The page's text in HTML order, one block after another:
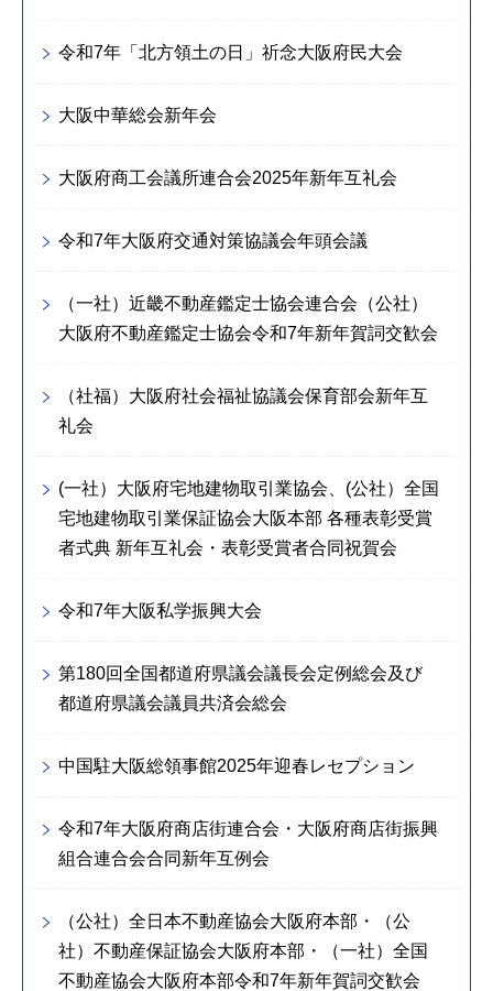
令和7年「北方領土の日」祈念大阪府民大会
大阪中華総会新年会
大阪府商工会議所連合会2025年新年互礼会
令和7年大阪府交通対策協議会年頭会議
（一社）近畿不動産鑑定士協会連合会（公社）
大阪府不動産鑑定士協会令和7年新年賀詞交歓会
（社福）大阪府社会福祉協議会保育部会新年互
礼会
(一社）大阪府宅地建物取引業協会、(公社）全国
宅地建物取引業保証協会大阪本部 各種表彰受賞
者式典 新年互礼会・表彰受賞者合同祝賀会
令和7年大阪私学振興大会
第180回全国都道府県議会議長会定例総会及び
都道府県議会議員共済会総会
中国駐大阪総領事館2025年迎春レセプション
令和7年大阪府商店街連合会・大阪府商店街振興
組合連合会合同新年互例会
（公社）全日本不動産協会大阪府本部・（公
社）不動産保証協会大阪府本部・（一社）全国
不動産協会大阪府本部令和7年新年賀詞交歓会